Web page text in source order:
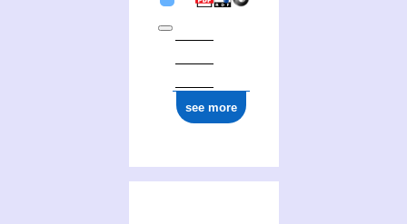
see more